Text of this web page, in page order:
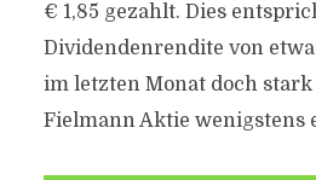
€ 1,85 gezahlt. Dies
Dividendenrendite von
im letzten Monat doch
Fielmann Aktie wenigstens